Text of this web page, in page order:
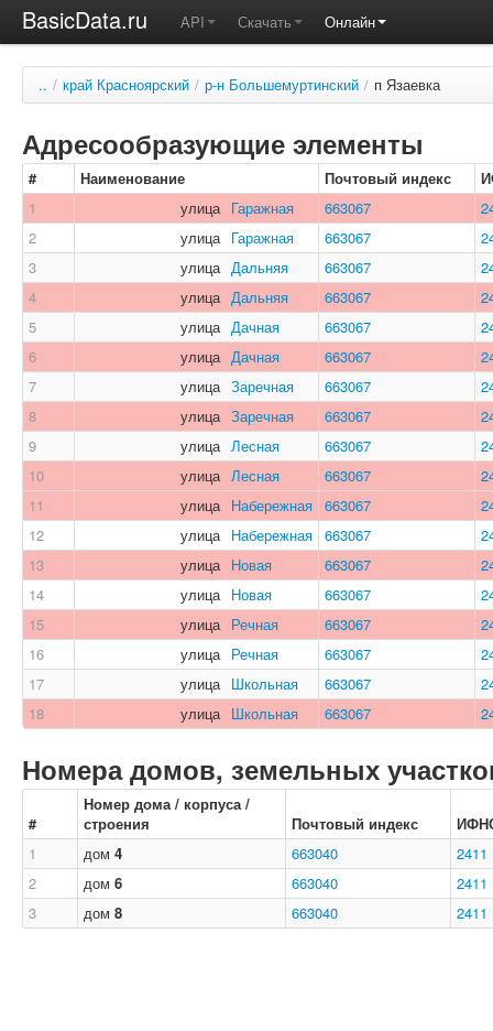
BasicData.ru API Скачать Онлайн
.. / край Красноярский / р-н Большемуртинский / п Язаевка
Адресообразующие элементы
# Наименование Почтовый индекс
1
улица Гаражная 663067
2
улица Гаражная 663067
3
улица Дальняя 663067
4
улица Дальняя 663067
5
улица Дачная 663067
6
улица Дачная 663067
7
улица Заречная 663067
8
улица Заречная 663067
9
улица Лесная 663067
10
улица Лесная 663067
11
улица Набережная 663067
12
улица Набережная 663067
13
улица Новая 663067
14
улица Новая 663067
15
улица Речная 663067
16
улица Речная 663067
17
улица Школьная 663067
18
улица Школьная 663067
Номера домов, земельных
#
Номер дома / корпуса /
строения
Почтовый индекс
1
дом 4 663040
2411
2
дом 6 663040
2411
3
дом 8 663040 2411